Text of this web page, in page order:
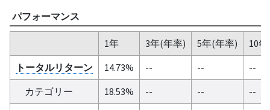
パフォーマンス
1年 3年(年率) 5年(年率)
10
トータルリターン
14.73% -- --
--
カテゴリー
18.53% -- --
--